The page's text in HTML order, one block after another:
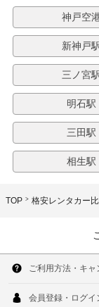
神戸空
新神戸
三ノ宮
明石駅
三田駅
相生駅
TOP 格安レンタカー